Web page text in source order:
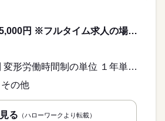
207,000円〜345,000円 ※フルタイム求人の場合は月額（換算額）、パート求人の場合は時間額を表示しています。
変形労働時間制 変形労働時間制の単位 １年単位 就業時間１ 7時30分〜17時00分 就業時間に関する特記事項 現場により早出あり
の他
る （ハローワークより転載）